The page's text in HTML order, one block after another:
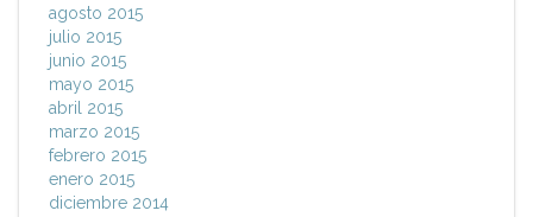
agosto 2015
julio 2015
junio 2015
mayo 2015
abril 2015
marzo 2015
febrero 2015
enero 2015
diciembre 2014